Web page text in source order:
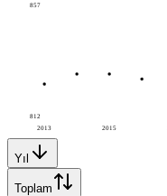
2013 2015
857
812
Yıl
Toplam